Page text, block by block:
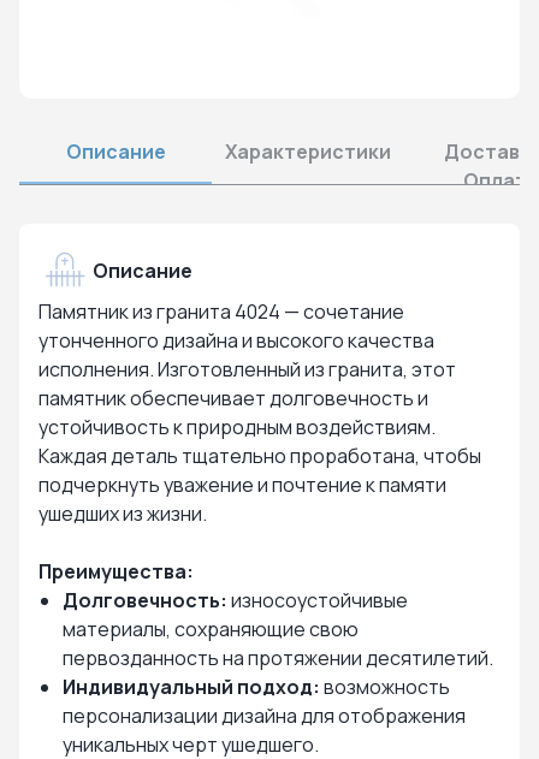
Описание Характеристики
Оплата
Описание
Памятник из гранита 4024 — сочетание
утонченного дизайна и высокого качества
исполнения. Изготовленный из гранита, этот
памятник обеспечивает долговечность и
устойчивость к природным воздействиям.
Каждая деталь тщательно проработана, чтобы
подчеркнуть уважение и почтение к памяти
ушедших из жизни.
Преимущества:
Долговечность: износоустойчивые
материалы, сохраняющие свою
первозданность на протяжении десятилетий.
Индивидуальный подход: возможность
персонализации дизайна для отображения
уникальных черт ушедшего.